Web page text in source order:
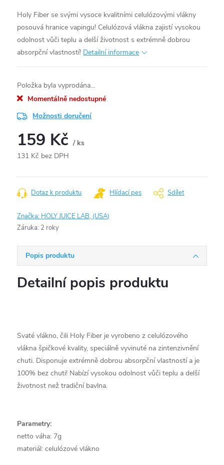
Holy Fiber se svými vysoce kvalitními celulózovými vlákny
posouvá hranice vapingu! Celulózová vlákna zajistí vysokou
odolnost vůči teplu a delší životnost s extrémně dobrou
absorpční vlastností! Detailní informace
Položka byla vyprodána…
Momentálně nedostupné
Možnosti doručení
159 Kč/ ks
131 Kč bez DPH
cena:
Dotaz k produktu Hlídací pes Sdílet
Značka: HOLY JUICE LAB, (USA)
Záruka: 2 roky
Popis produktu
Detailní popis produktu
Svaté vlákno, čili Holy Fiber je vyrobeno z celulózového
vlákna špičkové kvality, speciálně vyvinuté na zintenzivnění
chuti. Disponuje extrémně dobrou absorpční vlastností a je
100% bez chuti! Nabízí vysokou odolnost vůči teplu a delší
životnost než tradiční bavlna.
Parametry:
netto váha: 7g
materiál: celulózové vlákno